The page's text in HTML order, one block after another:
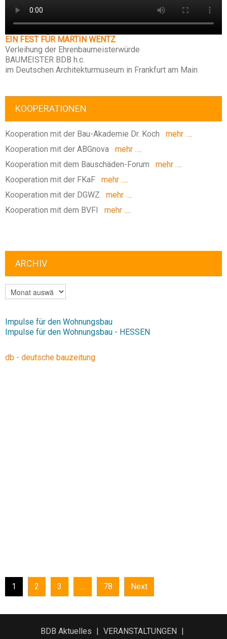
EIN FEST FÜR MARTIN WENTZ
Verleihung der Ehrenbaumeisterwürde
BAUMEISTER BDB h.c.
im Deutschen Architekturmuseum in Frankfurt am Main
KOOPERATIONEN
Kooperation mit der Bau-Akademie Dr. Koch mehr ….
Kooperation mit der ABGnova mehr ….
Kooperation mit dem Bauschäden-Forum mehr ….
Kooperation mit der FKaF mehr ….
Kooperation mit der DGWZ mehr ….
Kooperation mit dem BVFI
mehr ….
ARCHIV
ARCHIV
Impulse für den Wohnungsbau
Impulse für den Wohnungsbau - HESSEN
db - deutsche bauzeitung
1 2 3 … 78 Next
BDB Aktuelles VERANSTALTUNGEN